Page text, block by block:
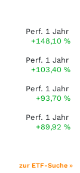
Perf. 1 Jahr
+148,10%
Perf. 1 Jahr
+103,40%
Perf. 1 Jahr
+93,70%
Perf. 1 Jahr
+89,92%
zur ETF-Suche »